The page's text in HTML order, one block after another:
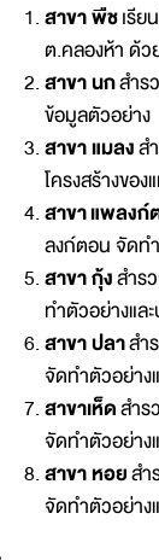
สาขา พืชเรีย
ต.คลองห้า ด้ว
สาขา นกสำร
ข้อมูลตัวอย่าง
สาขา แมลงส
โครงสร้างขอ
สาขา แพลงก์
ลงก์ตอน จัดท
สาขา กุ้งสำร
ทำตัวอย่างแล
สาขา ปลาสำ
จัดทำตัวอย่า
สาขาเห็ดสำร
จัดทำตัวอย่าง
สาขา หอยสำ
จัดทำตัวอย่า